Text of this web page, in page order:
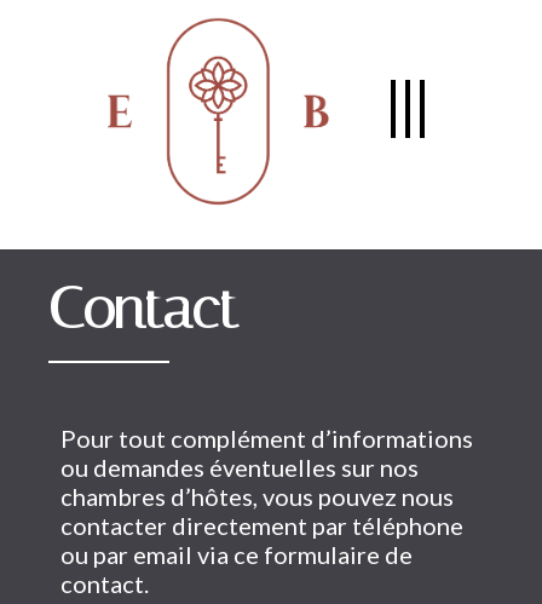
Contact
Pour tout complément d’informations
ou demandes éventuelles sur nos
chambres d’hôtes, vous pouvez nous
contacter directement par téléphone
ou par email via ce formulaire de
contact.